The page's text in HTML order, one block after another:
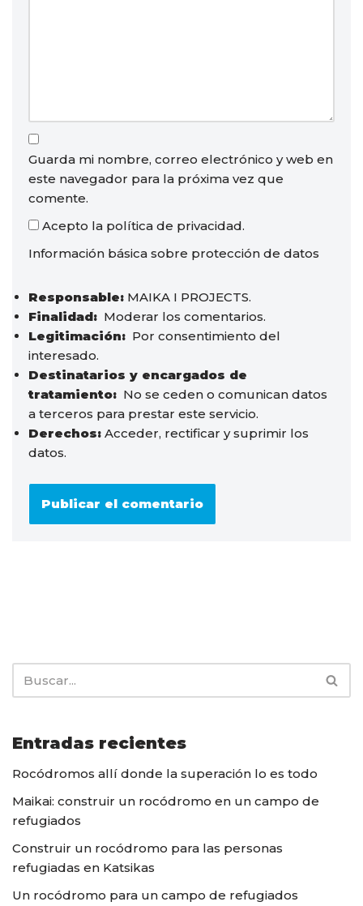
Guarda mi nombre, correo electrónico y web en
este navegador para la próxima vez que
comente.
Acepto la política de privacidad.
Información básica sobre protección de datos
Responsable: MAIKA I PROJECTS.
Finalidad: Moderar los comentarios.
Legitimación: Por consentimiento del
interesado.
Destinatarios y encargados de
tratamiento: No se ceden o comunican datos
a terceros para prestar este servicio.
Derechos: Acceder, rectificar y suprimir los
datos.
Entradas recientes
Rocódromos allí donde la superación lo es todo
Maikai: construir un rocódromo en un campo de
refugiados
Construir un rocódromo para las personas
refugiadas en Katsikas
Un rocódromo para un campo de refugiados